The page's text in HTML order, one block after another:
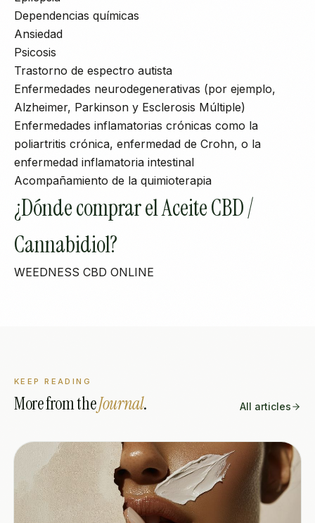
Dependencias químicas
Ansiedad
Psicosis
Trastorno de espectro autista
Enfermedades neurodegenerativas (por ejemplo,
Alzheimer, Parkinson y Esclerosis Múltiple)
Enfermedades inflamatorias crónicas como la
poliartritis crónica, enfermedad de Crohn, o la
enfermedad inflamatoria intestinal
Acompañamiento de la quimioterapia
¿Dónde comprar el Aceite CBD /
Cannabidiol?
WEEDNESS CBD ONLINE
KEEP READING
More from theJournal. All articles